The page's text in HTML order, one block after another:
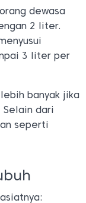
dewasa
2 liter.
3 liter per
banyak jika
dari
seperti